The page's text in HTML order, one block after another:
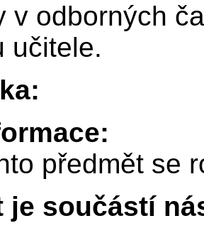
v odborných
učitele.
předmět se
je součástí